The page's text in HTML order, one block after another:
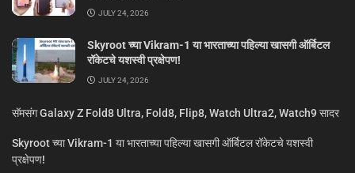
JULY 24, 2026
Skyroot च्या Vikram-1 या भारताच्या पहिल्या खासगी ऑर्बिटल
रॉकेटचे यशस्वी प्रक्षेपण!
JULY 24, 2026
सॅमसंग Galaxy Z Fold8 Ultra, Fold8, Flip8, Watch Ultra2, Watch9 सादर
Skyroot च्या Vikram-1 या भारताच्या पहिल्या खासगी ऑर्बिटल रॉकेटचे यशस्वी
प्रक्षेपण!